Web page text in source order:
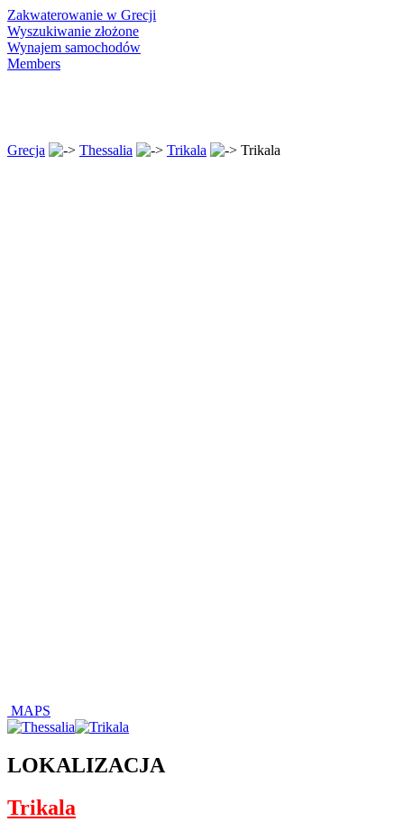
Zakwaterowanie w Grecji
Wyszukiwanie złożone
Wynajem samochodów
Members
Grecja Thessalia Trikala Trikala
MAPS
LOKALIZACJA
Trikala